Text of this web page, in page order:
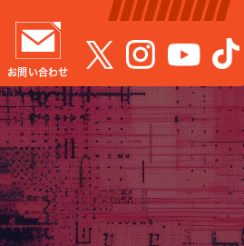
お問い合わせ